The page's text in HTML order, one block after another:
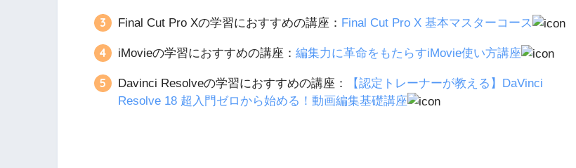
Final Cut Pro Xの学習におすすめの講座： Final Cut Pro X 基本マスターコース
iMovieの学習におすすめの講座： 編集力に革命をもたらすiMovie使い方講座
Davinci Resolveの学習におすすめの講座：
【認定トレーナーが教える】DaVinci
Resolve 18 超入門ゼロから始める！動画編集基礎講座